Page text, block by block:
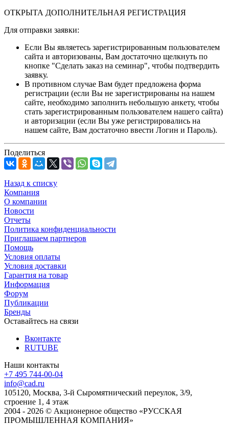
ОТКРЫТА ДОПОЛНИТЕЛЬНАЯ РЕГИСТРАЦИЯ
Для отправки заявки:
Если Вы являетесь зарегистрированным пользователем
сайта и авторизованы, Вам достаточно щелкнуть по
кнопке "Сделать заказ на семинар", чтобы подтвердить
заявку.
В противном случае Вам будет предложена форма
регистрации (если Вы не зарегистрированы на нашем
сайте, необходимо заполнить небольшую анкету, чтобы
стать зарегистрированным пользователем нашего сайта)
и авторизации (если Вы уже регистрировались на
нашем сайте, Вам достаточно ввести Логин и Пароль).
Поделиться
Назад к списку
Компания
О компании
Новости
Отчеты
Политика конфиденциальности
Приглашаем партнеров
Помощь
Условия оплаты
Условия доставки
Гарантия на товар
Информация
Форум
Публикации
Бренды
Оставайтесь на связи
Вконтакте
RUTUBE
Наши контакты
+7 495 744-00-04
info@cad.ru
105120, Москва, 3-й Сыромятнический переулок, 3/9,
строение 1, 4 этаж
2004 - 2026 © Акционерное общество «РУССКАЯ
ПРОМЫШЛЕННАЯ КОМПАНИЯ»